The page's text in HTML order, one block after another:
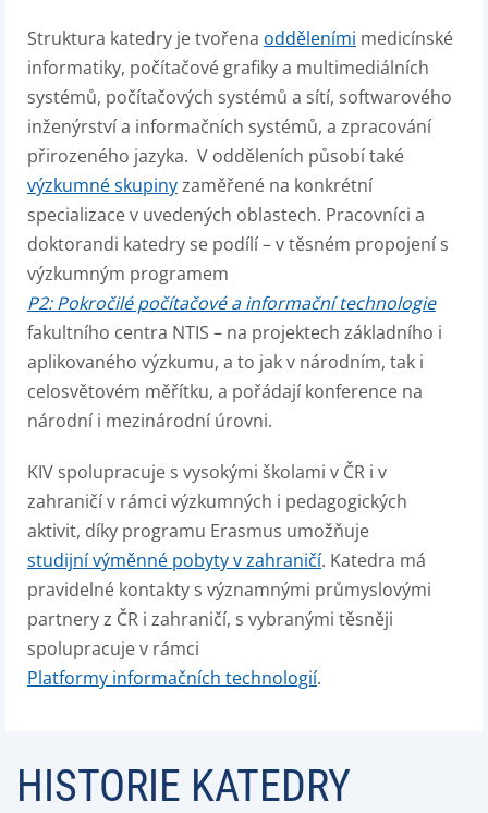
Struktura katedry je tvořena odděleními medicínské
informatiky, počítačové grafiky a multimediálních
systémů, počítačových systémů a sítí, softwarového
inženýrství a informačních systémů, a zpracování
přirozeného jazyka. V odděleních působí také
výzkumné skupinyzaměřené na konkrétní
specializace v uvedených oblastech. Pracovníci a
doktorandi katedry se podílí – v těsném propojení s
výzkumným programem
P2: Pokročilé počítačové a informační technologie
fakultního centra NTIS – na projektech základního i
aplikovaného výzkumu, a to jak v národním, tak i
celosvětovém měřítku, a pořádají konference na
národní i mezinárodní úrovni.
KIV spolupracuje s vysokými školami v ČR i v
zahraničí v rámci výzkumných i pedagogických
aktivit, díky programu Erasmus umožňuje
studijní výměnné pobyty v zahraničí. Katedra má
pravidelné kontakty s významnými průmyslovými
partnery z ČR i zahraničí, s vybranými těsněji
spolupracuje v rámci
Platformy informačních technologií.
HISTORIE KATEDRY